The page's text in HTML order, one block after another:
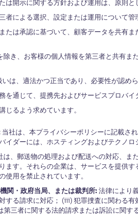
は開示に関する方針および運用は、原則
者による選択、設定または運用について
たは承認に基づいて、顧客データを共有ま
き、お客様の個人情報を第三者と共有ま
は、適法かつ正当であり、必要性が認
を通じて、提携先およびサービスプロバ
じるよう求めています。
当社は、本プライバシーポリシーに記載さ
イダーには、ホスティングおよびテクノ
は、郵送物の処理および配送への対応、ま
ます。それらの企業は、サービスを提供
使用を禁止されています。
関・政府当局、または裁判所:法律により
る請求に対応； (iii) 犯罪捜査に関わる
三者に関する法的請求または訴訟に関